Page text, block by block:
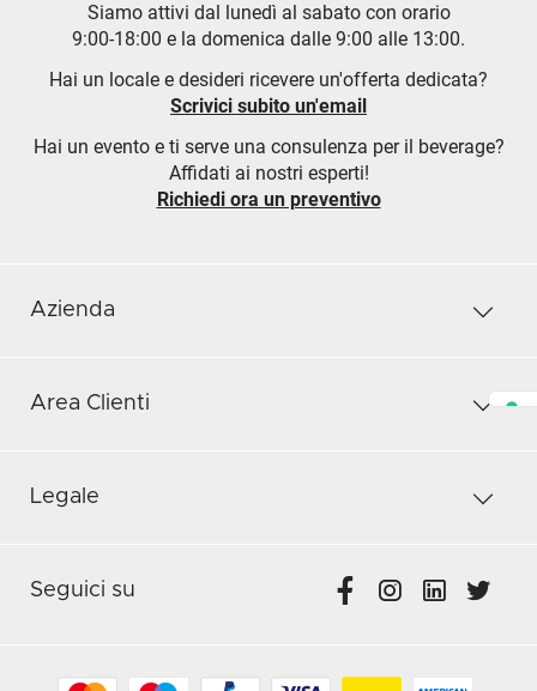
Siamo attivi dal lunedì al sabato con orario
9:00-18:00 e la domenica dalle 9:00 alle 13:00.
Hai un locale e desideri ricevere un'offerta dedicata?
Scrivici subito un'email
Hai un evento e ti serve una consulenza per il beverage?
Affidati ai nostri esperti!
Richiedi ora un preventivo
Azienda
Area Clienti
Legale
Seguici su